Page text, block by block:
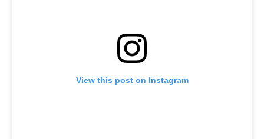
View this post on Instagram